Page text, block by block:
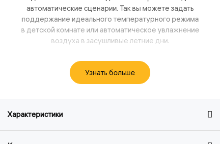
автоматические сценарии. Так вы можете задать
поддержание идеального температурного режима
в детской комнате или автоматическое увлажнение
воздуха в засушливые летние дни.
Узнать больше
Характеристики